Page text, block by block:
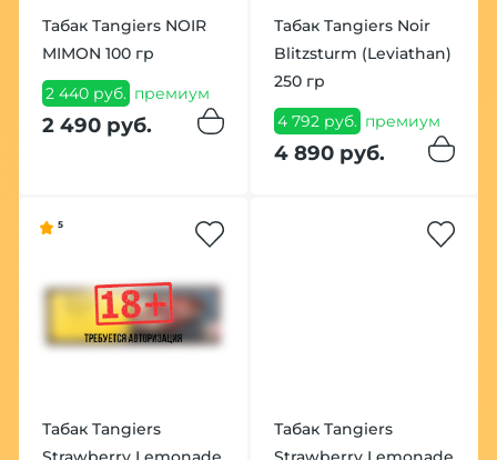
Табак Tangiers NOIR
MIMON 100 гр
2 440 руб. премиум
2 490 руб.
Табак Tangiers Noir
Blitzsturm (Leviathan)
250 гр
4 792 руб. премиум
4 890 руб.
5
Табак Tangiers
Табак Tangiers